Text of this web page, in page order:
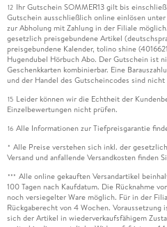
12 Ihr Gutschein SOMMER13 gilt bis
Gutschein ausschließlich online einlösen
zur Abholung mit Zahlung in der Filiale
gesetzlich preisgebundene Artikel
preisgebundene Kalender, tolino shine
Hugendubel Hörbuch Abo. Der Gutschein ist
Geschenkkarten kombinierbar. Eine
und der Handel des Gutscheincodes sind
15 Leider können wir die Echtheit der
Einzelbewertungen nicht prüfen.
16 Alle Informationen zur Tiefpreisgarantie
* Alle Preise verstehen sich inkl. der
Versand und anfallende Versandkosten finden
*** Alle online gekauften Versandartikel
100 Tagen nach Kaufdatum. Die Rücknahme
noch versiegelter Ware möglich. Für in der
Rückgaberecht von 4 Wochen. Voraussetzung
sich der Artikel in wiederverkaufsfähigem